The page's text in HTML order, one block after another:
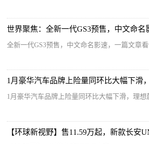
全新一代GS3预售，中文命名影速，一篇文章
1月豪华汽车品牌上险量同环比大幅下滑，理想
【环球新视野】售11.59万起，新款长安